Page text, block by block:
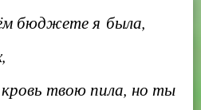
бюджете я была,
твою пила, но ты